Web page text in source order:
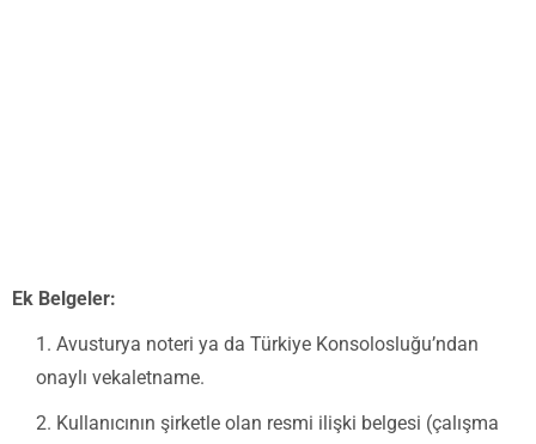
Ek Belgeler:
Avusturya noteri ya da Türkiye Konsolosluğu’ndan
onaylı vekaletname.
Kullanıcının şirketle olan resmi ilişki belgesi (çalışma